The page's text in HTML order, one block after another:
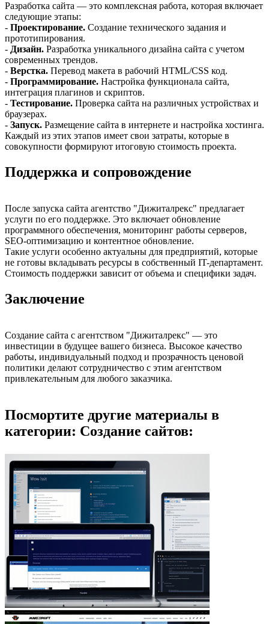
Разработка сайта — это комплексная работа, которая включает
следующие этапы:
- Проектирование. Создание технического задания и
прототипирования.
- Дизайн. Разработка уникального дизайна сайта с учетом
современных трендов.
- Верстка. Перевод макета в рабочий HTML/CSS код.
- Программирование. Настройка функционала сайта,
интеграция плагинов и скриптов.
- Тестирование. Проверка сайта на различных устройствах и
браузерах.
- Запуск. Размещение сайта в интернете и настройка хостинга.
Каждый из этих этапов имеет свои затраты, которые в
совокупности формируют итоговую стоимость проекта.
Поддержка и сопровождение
После запуска сайта агентство "Дижиталрекс" предлагает
услуги по его поддержке. Это включает обновление
программного обеспечения, мониторинг работы серверов,
SEO-оптимизацию и контентное обновление.
Такие услуги особенно актуальны для предприятий, которые
не готовы вкладывать ресурсы в собственный IT-департамент.
Стоимость поддержки зависит от объема и специфики задач.
Заключение
Создание сайта с агентством "Дижиталрекс" — это
инвестиции в будущее вашего бизнеса. Высокое качество
работы, индивидуальный подход и прозрачность ценовой
политики делают сотрудничество с этим агентством
привлекательным для любого заказчика.
Посмортите другие материалы в
категории: Создание сайтов: